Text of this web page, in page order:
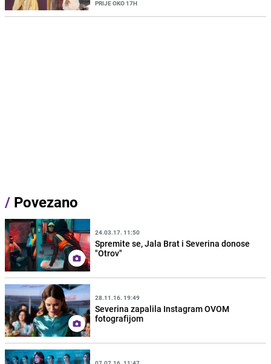
PRIJE OKO 17H
/ Povezano
24.03.17. 11:50
Spremite se, Jala Brat i Severina donose
"Otrov"
28.11.16. 19:49
Severina zapalila Instagram OVOM
fotografijom